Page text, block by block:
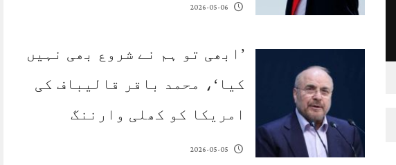
2026-05-06
’ابھی تو ہم نے شروع بھی نہیں
کیا‘، محمد باقر قالیباف کی
امریکا کو کھلی وارننگ
2026-05-05